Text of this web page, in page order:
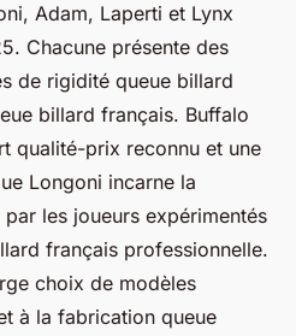
Adam, Laperti et Lynx
Chacune présente des
de rigidité queue billard
billard français. Buffalo
qualité-prix reconnu et une
Longoni incarne la
les joueurs expérimentés
français professionnelle.
choix de modèles
à la fabrication queue